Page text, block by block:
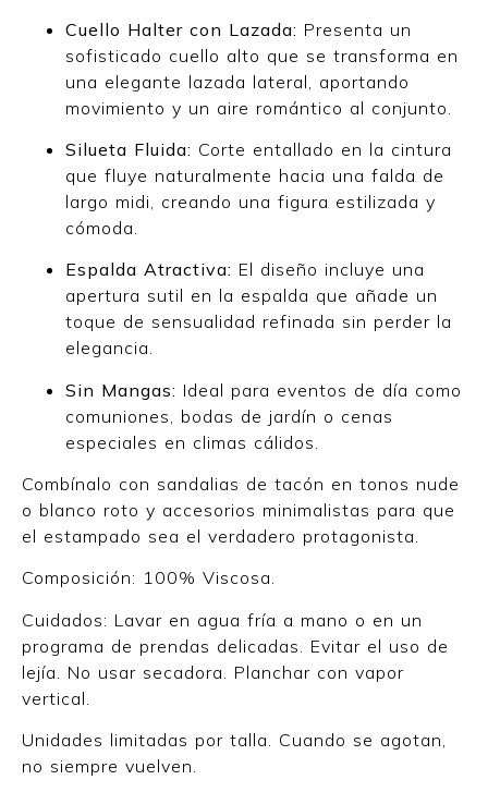
Cuello Halter con Lazada: Presenta un
sofisticado cuello alto que se transforma en
una elegante lazada lateral, aportando
movimiento y un aire romántico al conjunto.
Silueta Fluida: Corte entallado en la cintura
que fluye naturalmente hacia una falda de
largo midi, creando una figura estilizada y
cómoda.
Espalda Atractiva: El diseño incluye una
apertura sutil en la espalda que añade un
toque de sensualidad refinada sin perder la
elegancia.
Sin Mangas: Ideal para eventos de día como
comuniones, bodas de jardín o cenas
especiales en climas cálidos.
Combínalo con sandalias de tacón en tonos nude
o blanco roto y accesorios minimalistas para que
el estampado sea el verdadero protagonista.
Composición: 100% Viscosa.
Cuidados: Lavar en agua fría a mano o en un
programa de prendas delicadas. Evitar el uso de
lejía. No usar secadora. Planchar con vapor
vertical.
Unidades limitadas por talla. Cuando se agotan,
no siempre vuelven.